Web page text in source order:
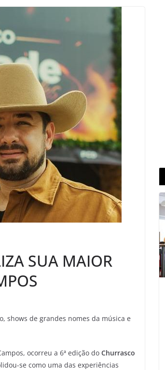
SUA MAIOR
shows de grandes nomes da música e
ocorreu a 6ª edição do Churrasco
se como uma das experiências